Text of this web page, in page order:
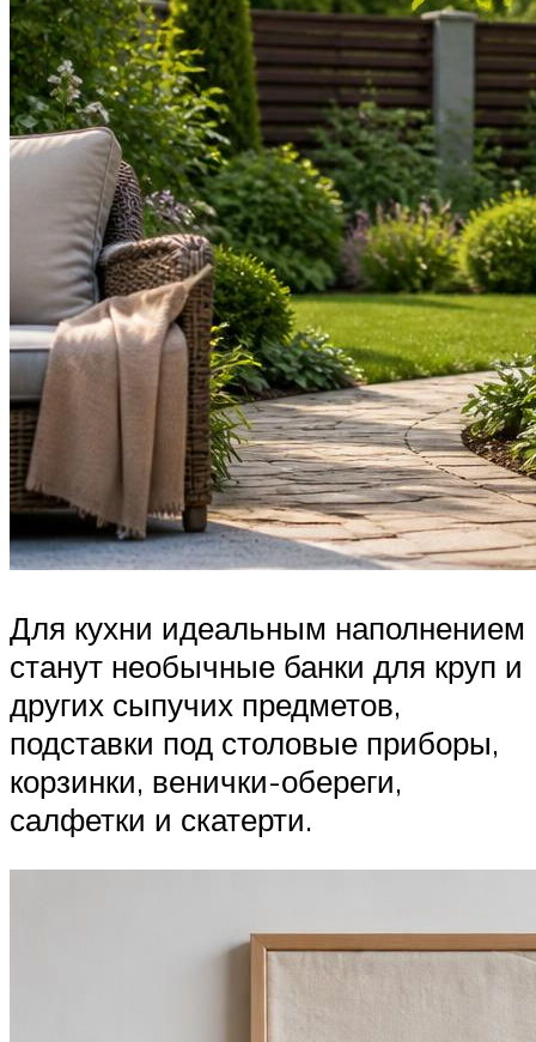
Для кухни идеальным наполнением
станут необычные банки для круп и
других сыпучих предметов,
подставки под столовые приборы,
корзинки, венички-обереги,
салфетки и скатерти.